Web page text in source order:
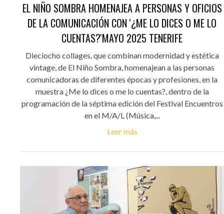
EL NIÑO SOMBRA HOMENAJEA A PERSONAS Y OFICIOS
DE LA COMUNICACIÓN CON '¿ME LO DICES O ME LO
CUENTAS?'MAYO 2025 TENERIFE
Dieciocho collages, que combinan modernidad y estética
vintage, de El Niño Sombra, homenajean a las personas
comunicadoras de diferentes épocas y profesiones, en la
muestra ¿Me lo dices o me lo cuentas?, dentro de la
programación de la séptima edición del Festival Encuentros
en el M/A/L (Música,...
Leer más